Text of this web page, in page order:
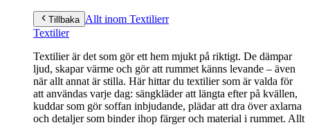
Tillbaka Allt inom Textilierr
Textilier
Textilier är det som gör ett hem mjukt på riktigt. De dämpar
ljud, skapar värme och gör att rummet känns levande – även
när allt annat är stilla. Här hittar du textilier som är valda för
att användas varje dag: sängkläder att längta efter på kvällen,
kuddar som gör soffan inbjudande, plädar att dra över axlarna
och detaljer som binder ihop färger och material i rummet. Allt